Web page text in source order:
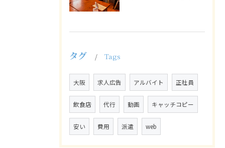
タグ Tags
大阪 求人広告 アルバイト 正社員
飲食店 代行 動画 キャッチコピー
安い 費用 派遣 web